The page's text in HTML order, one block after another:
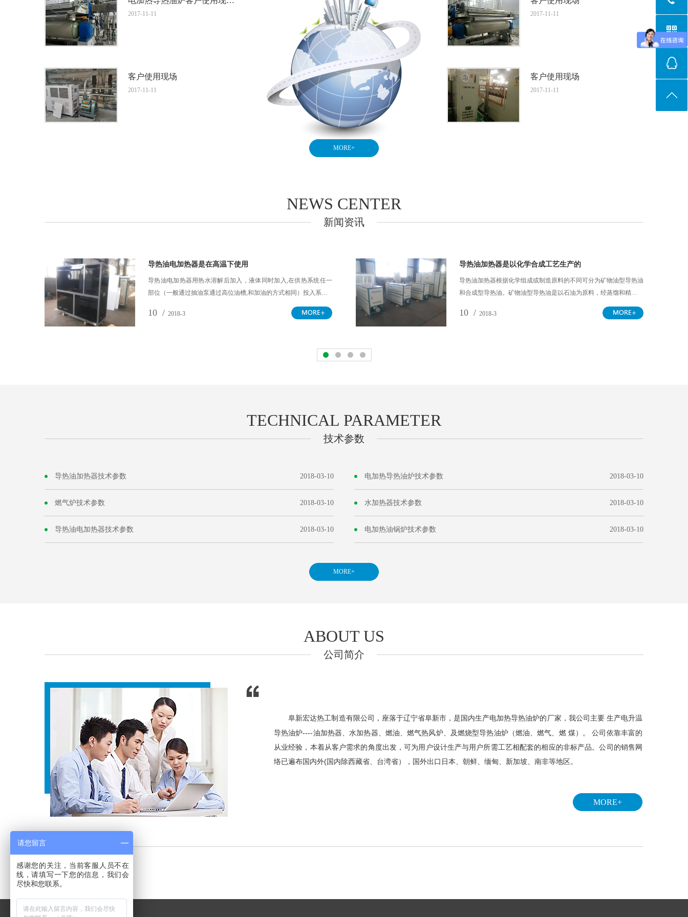
2017-11-11 2017-11-11
客户使用现场
2017-11-11
客户使用现场
2017-11-11
MORE+
NEWS CENTER
新闻资讯
导热油电加热器是在高温下使用
导热油电加热器用热水溶解后加入，液体同时加入,在供热系统任一
部位（一般通过抽油泵通过高位油槽,和加油的方式相同）投入系…
10 / 2018-3
导热油加热器是以化学合成工艺生产的
导热油加热器根据化学组成或制造原料的不同可分为矿物油型导热油
和合成型导热油。矿物油型导热油是以石油为原料，经蒸馏和精…
10 / 2018-3
TECHNICAL PARAMETER
技术参数
导热油加热器技术参数 2018-03-10 电加热导热油炉技术参数 2018-03-10
燃气炉技术参数 2018-03-10 水加热器技术参数 2018-03-10
导热油电加热器技术参数 2018-03-10 电加热油锅炉技术参数 2018-03-10
MORE+
ABOUT US
公司简介
阜新宏达热工制造有限公司，座落于辽宁省阜新市，是国内生产电加热导热油炉的厂家，我公司主要 生产电升温
导热油炉----油加热器、水加热器、燃油、燃气热风炉、及燃烧型导热油炉（燃油、燃气、燃 煤）。公司依靠丰富的
从业经验，本着从客户需求的角度出发，可为用户设计生产与用户所需工艺相配套的相应的非标产品。公司的销售网
络已遍布国内外(国内除西藏省、台湾省），国外出口日本、朝鲜、缅甸、新加坡、南非等地区。
MORE+
百度
请您留言
感谢您的关注，当前客服人员不在
线，请填写一下您的信息，我们会
尽快和您联系。